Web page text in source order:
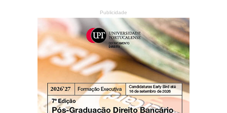
Publicidade